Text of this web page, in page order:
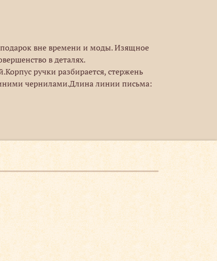
подарок вне времени и моды. Изящное
в деталях.
ручки разбирается, стержень
чернилами.Длина линии письма: